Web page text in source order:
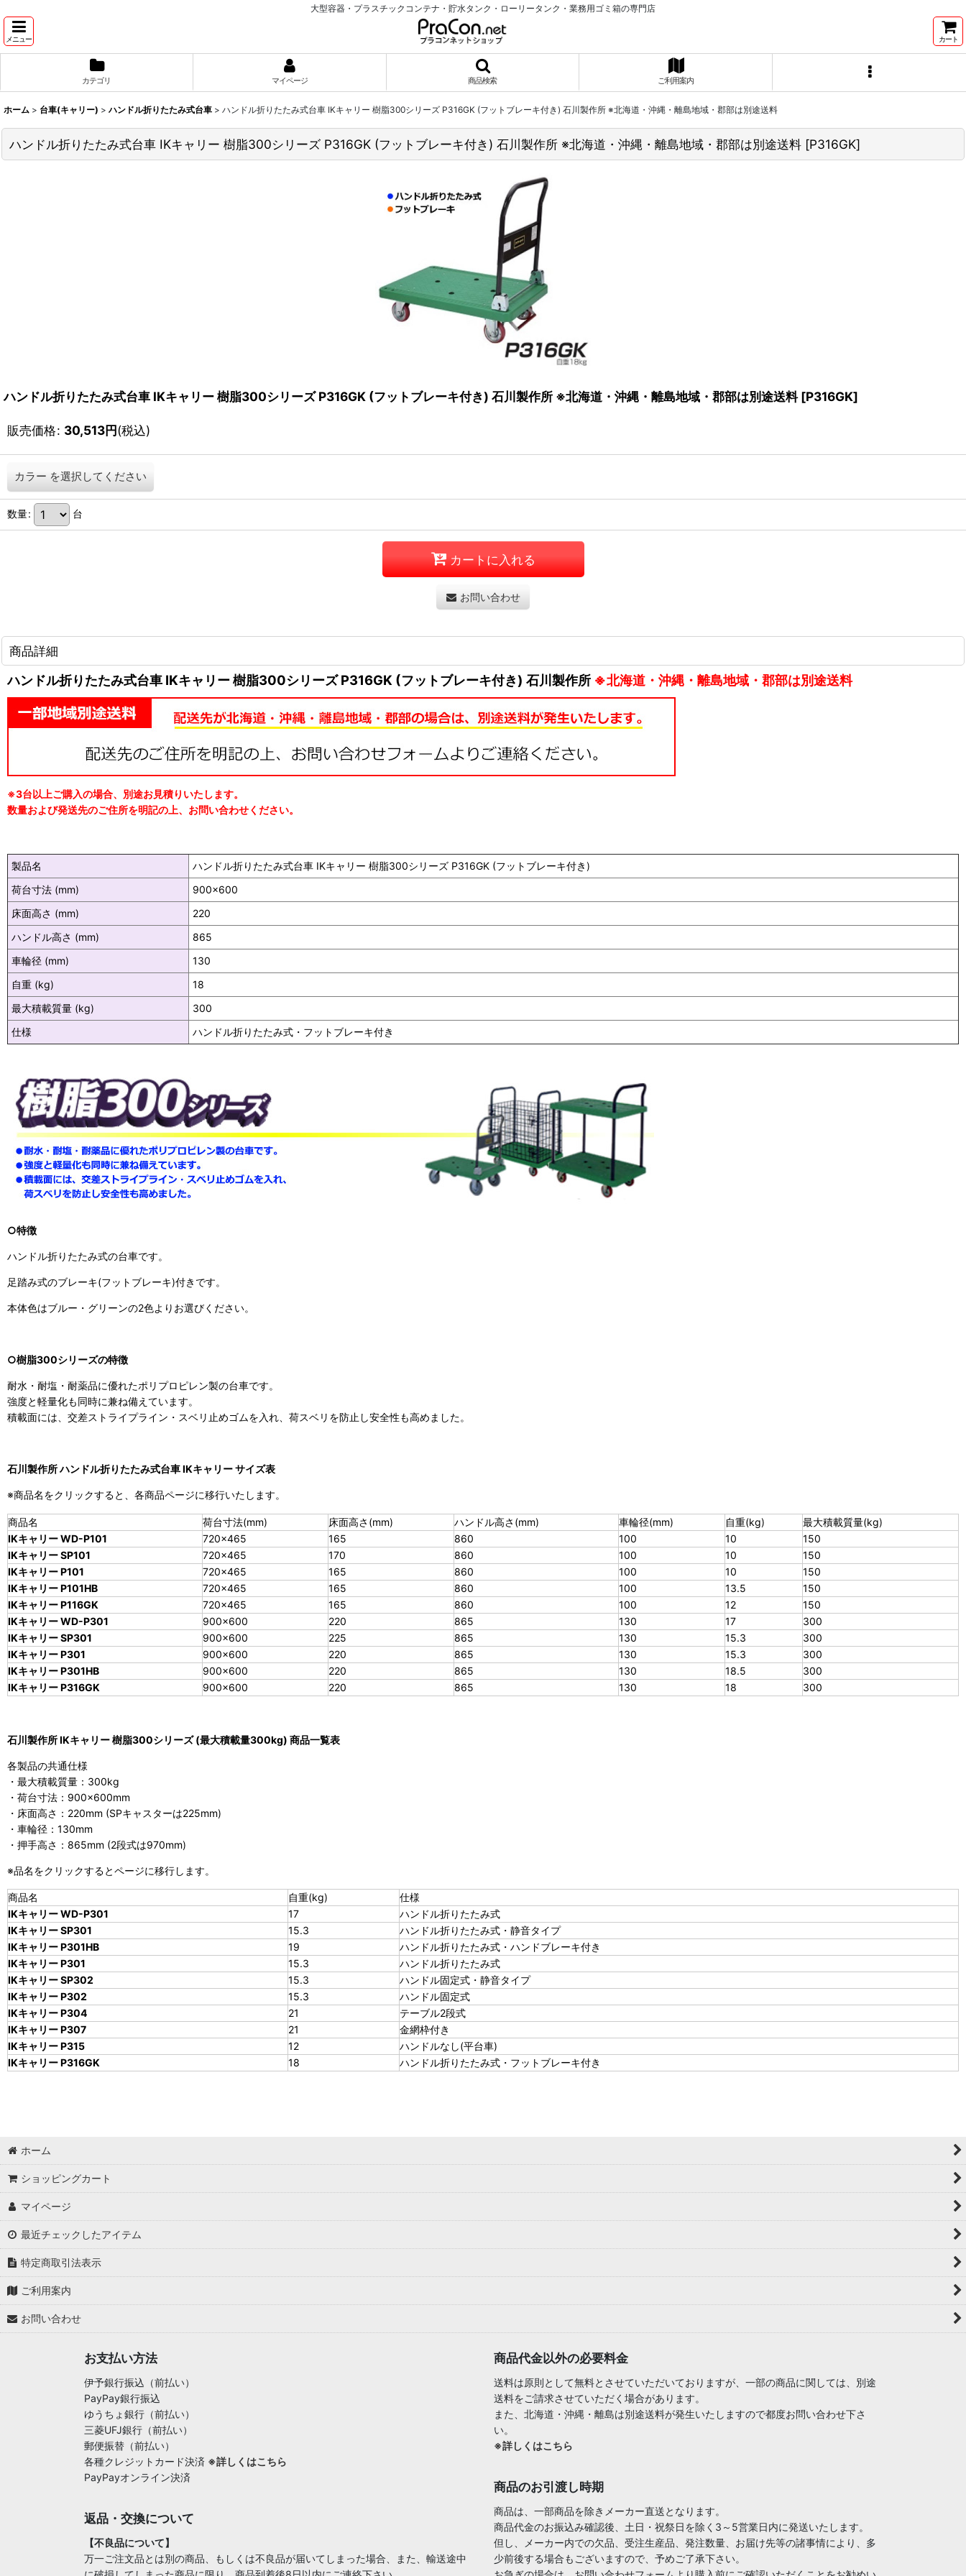
大型容器・プラスチックコンテナ・貯水タンク・ローリータンク・業務用ゴミ箱の専門店
メニュー カート
カテゴリ マイページ 商品検索 ご利用案内
ホーム > 台車(キャリー) > ハンドル折りたたみ式台車 > ハンドル折りたたみ式台車 IKキャリー 樹脂300シリーズ P316GK (フットブレーキ付き) 石川製作所 ※北海道・沖縄・離島地域・郡部は別途送料
ハンドル折りたたみ式台車 IKキャリー 樹脂300シリーズ P316GK (フットブレーキ付き) 石川製作所 ※北海道・沖縄・離島地域・郡部は別途送料 [P316GK]
ハンドル折りたたみ式台車 IKキャリー 樹脂300シリーズ P316GK (フットブレーキ付き) 石川製作所 ※北海道・沖縄・離島地域・郡部は別途送料 [P316GK]
販売価格: 30,513円(税込)
カラー を選択してください
数量: 台
カートに入れる
お問い合わせ
商品詳細
ハンドル折りたたみ式台車 IKキャリー 樹脂300シリーズ P316GK (フットブレーキ付き) 石川製作所 ※北海道・沖縄・離島地域・郡部は別途送料
※3台以上ご購入の場合、別途お見積りいたします。
数量および発送先のご住所を明記の上、お問い合わせください。
製品名
ハンドル折りたたみ式台車 IKキャリー 樹脂300シリーズ P316GK (フットブレーキ付き)
荷台寸法 (mm)
900×600
床面高さ (mm)
220
ハンドル高さ (mm)
865
車輪径 (mm)
130
自重 (kg)
18
最大積載質量 (kg)
300
仕様
ハンドル折りたたみ式・フットブレーキ付き
○特徴
ハンドル折りたたみ式の台車です。
足踏み式のブレーキ(フットブレーキ)付きです。
本体色はブルー・グリーンの2色よりお選びください。
○樹脂300シリーズの特徴
耐水・耐塩・耐薬品に優れたポリプロピレン製の台車です。
強度と軽量化も同時に兼ね備えています。
積載面には、交差ストライプライン・スベリ止めゴムを入れ、荷スベリを防止し安全性も高めました。
石川製作所 ハンドル折りたたみ式台車 IKキャリー サイズ表
※商品名をクリックすると、各商品ページに移行いたします。
商品名 荷台寸法(mm) 床面高さ(mm) ハンドル高さ(mm) 車輪径(mm) 自重(kg)
最大積載質量(kg)
IKキャリー WD-P101
720×465 165 860 100 10
150
IKキャリー SP101
720×465 170 860 100 10
150
IKキャリー P101
720×465 165 860 100 10
150
IKキャリー P101HB
720×465 165 860 100 13.5
150
IKキャリー P116GK
720×465 165 860 100 12
150
IKキャリー WD-P301
900×600 220 865 130 17
300
IKキャリー SP301
900×600 225 865 130 15.3
300
IKキャリー P301
900×600 220 865 130 15.3
300
IKキャリー P301HB
900×600 220 865 130 18.5
300
IKキャリー P316GK
900×600 220 865 130 18 300
石川製作所 IKキャリー 樹脂300シリーズ (最大積載量300kg) 商品一覧表
各製品の共通仕様
・最大積載質量：300kg
・荷台寸法：900×600mm
・床面高さ：220mm (SPキャスターは225mm)
・車輪径：130mm
・押手高さ：865mm (2段式は970mm)
※品名をクリックするとページに移行します。
商品名 自重(kg)
仕様
IKキャリー WD-P301
17
ハンドル折りたたみ式
IKキャリー SP301
15.3
ハンドル折りたたみ式・静音タイプ
IKキャリー P301HB
19
ハンドル折りたたみ式・ハンドブレーキ付き
IKキャリー P301
15.3
ハンドル折りたたみ式
IKキャリー SP302
15.3
ハンドル固定式・静音タイプ
IKキャリー P302
15.3
ハンドル固定式
IKキャリー P304
21
テーブル2段式
IKキャリー P307
21
金網枠付き
IKキャリー P315
12
ハンドルなし(平台車)
IKキャリー P316GK
18 ハンドル折りたたみ式・フットブレーキ付き
ホーム
ショッピングカート
マイページ
最近チェックしたアイテム
特定商取引法表示
ご利用案内
お問い合わせ
お支払い方法
伊予銀行振込（前払い）
PayPay銀行振込
ゆうちょ銀行（前払い）
三菱UFJ銀行（前払い）
郵便振替（前払い）
各種クレジットカード決済 ※詳しくはこちら
PayPayオンライン決済
返品・交換について
【不良品について】
万一ご注文品とは別の商品、もしくは不良品が届いてしまった場合、また、輸送途中
商品代金以外の必要料金
送料は原則として無料とさせていただいておりますが、一部の商品に関しては、別途
送料をご請求させていただく場合があります。
また、北海道・沖縄・離島は別途送料が発生いたしますので都度お問い合わせ下さ
い。
※詳しくはこちら
商品のお引渡し時期
商品は、一部商品を除きメーカー直送となります。
商品代金のお振込み確認後、土日・祝祭日を除く3～5営業日内に発送いたします。
但し、メーカー内での欠品、受注生産品、発注数量、お届け先等の諸事情により、多
少前後する場合もございますので、予めご了承下さい。